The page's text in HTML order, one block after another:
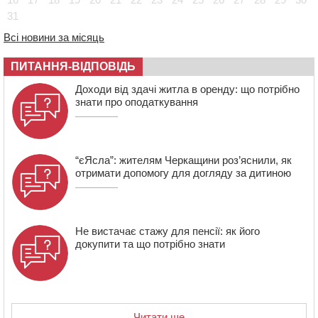
витягли з автівки чоловіка (ВІДЕО)
13:27 На Звенигородщині чоловік до смерті побив 82-
річного односельця
31
Всі новини за місяць
ПИТАННЯ-ВІДПОВІДЬ
Доходи від здачі житла в оренду: що потрібно
знати про оподаткування
“єЯсла”: жителям Черкащини роз’яснили, як
отримати допомогу для догляду за дитиною
Не вистачає стажу для пенсії: як його
докупити та що потрібно знати